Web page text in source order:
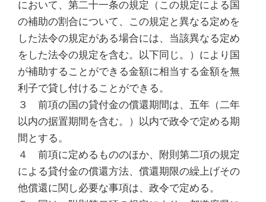
において、第二十一条の規定（この規定による国
の補助の割合について、この規定と異なる定めを
した法令の規定がある場合には、当該異なる定め
をした法令の規定を含む。以下同じ。）により国
が補助することができる金額に相当する金額を無
利子で貸し付けることができる。
３ 前項の国の貸付金の償還期間は、五年（二年
以内の据置期間を含む。）以内で政令で定める期
間とする。
４ 前項に定めるもののほか、附則第二項の規定
による貸付金の償還方法、償還期限の繰上げその
他償還に関し必要な事項は、政令で定める。